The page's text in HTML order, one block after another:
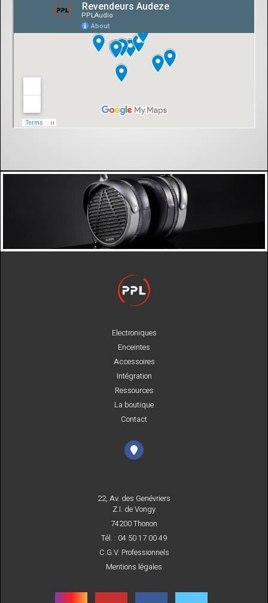
Electroniques
Enceintes
Accessoires
Intégration
Ressources
La boutique
Contact
22, Av. des Genévriers
Z.I. de Vongy
74200 Thonon
Tél. : 04 50 17 00 49
C.G.V. Professionnels
Mentions légales